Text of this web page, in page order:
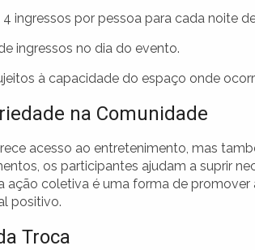
ingressos por pessoa para cada noite
ingressos no dia do evento.
à capacidade do espaço onde
na Comunidade
acesso ao entretenimento, mas
os participantes ajudam a suprir
ação coletiva é uma forma de
positivo.
Troca